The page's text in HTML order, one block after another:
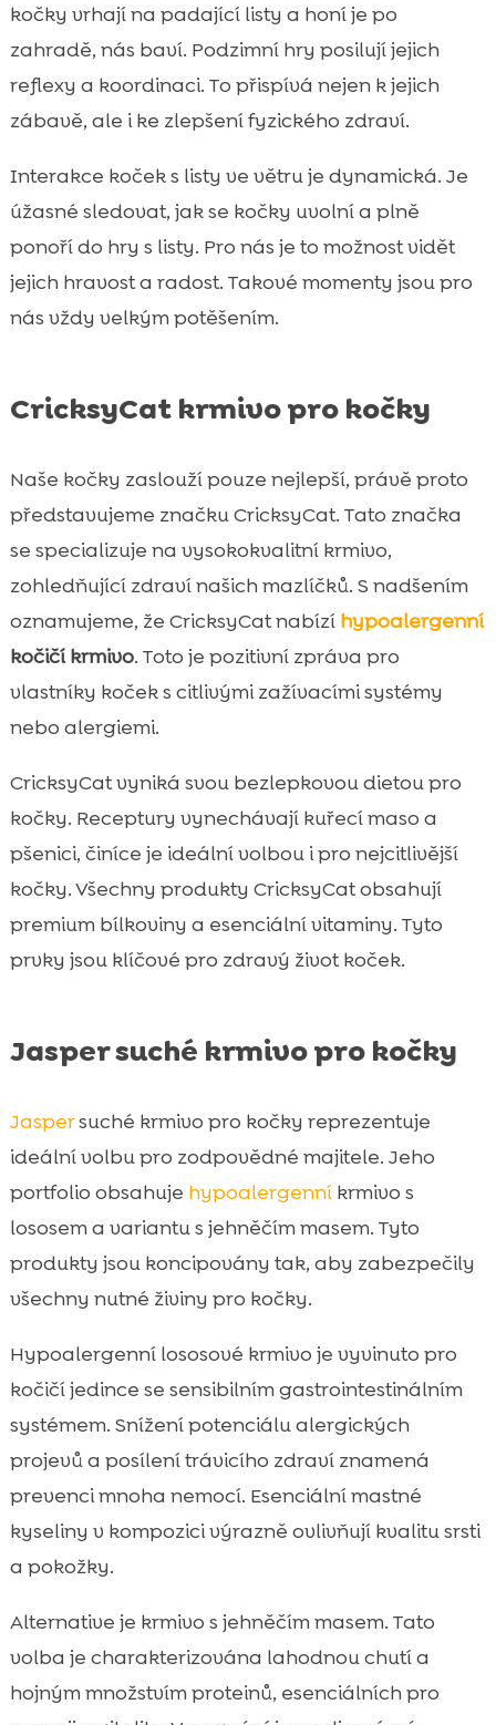
kočky vrhají na padající listy a honí je po
zahradě, nás baví. Podzimní hry posilují jejich
reflexy a koordinaci. To přispívá nejen k jejich
zábavě, ale i ke zlepšení fyzického zdraví.
Interakce koček s listy ve větru je dynamická. Je
úžasné sledovat, jak se kočky uvolní a plně
ponoří do hry s listy. Pro nás je to možnost vidět
jejich hravost a radost. Takové momenty jsou pro
nás vždy velkým potěšením.
CricksyCat krmivo pro kočky
Naše kočky zaslouží pouze nejlepší, právě proto
představujeme značku CricksyCat. Tato značka
se specializuje na vysokokvalitní krmivo,
zohledňující zdraví našich mazlíčků. S nadšením
oznamujeme, že CricksyCat nabízí hypoalergenní
kočičí krmivo. Toto je pozitivní zpráva pro
vlastníky koček s citlivými zažívacími systémy
nebo alergiemi.
CricksyCat vyniká svou bezlepkovou dietou pro
kočky. Receptury vynechávají kuřecí maso a
pšenici, činíce je ideální volbou i pro nejcitlivější
kočky. Všechny produkty CricksyCat obsahují
premium bílkoviny a esenciální vitaminy. Tyto
prvky jsou klíčové pro zdravý život koček.
Jasper suché krmivo pro kočky
Jaspersuché krmivo pro kočky reprezentuje
ideální volbu pro zodpovědné majitele. Jeho
portfolio obsahuje hypoalergenníkrmivo s
lososem a variantu s jehněčím masem. Tyto
produkty jsou koncipovány tak, aby zabezpečily
všechny nutné živiny pro kočky.
Hypoalergenní lososové krmivo je vyvinuto pro
kočičí jedince se sensibilním gastrointestinálním
systémem. Snížení potenciálu alergických
projevů a posílení trávicího zdraví znamená
prevenci mnoha nemocí. Esenciální mastné
kyseliny v kompozici výrazně ovlivňují kvalitu srsti
a pokožky.
Alternative je krmivo s jehněčím masem. Tato
volba je charakterizována lahodnou chutí a
hojným množstvím proteinů, esenciálních pro